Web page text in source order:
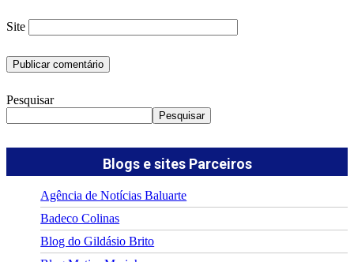
Site
Pesquisar
Pesquisar
Blogs e sites Parceiros
Agência de Notícias Baluarte
Badeco Colinas
Blog do Gildásio Brito